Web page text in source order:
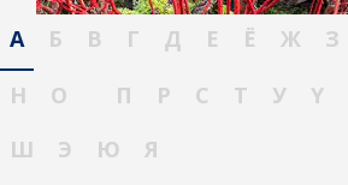
А Б В Г Д Е Ё Ж З
Н
О П Р С Т У Ү
Ш
Э Ю Я